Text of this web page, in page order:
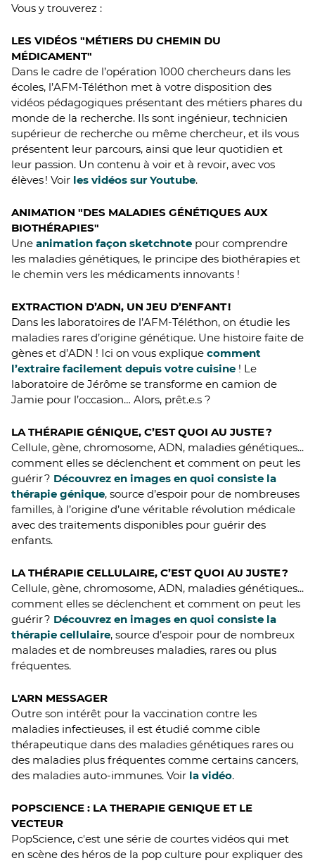
Vous y trouverez :
LES VIDÉOS "MÉTIERS DU CHEMIN DU
MÉDICAMENT"
Dans le cadre de l’opération 1000 chercheurs dans les
écoles, l’AFM-Téléthon met à votre disposition des
vidéos pédagogiques présentant des métiers phares du
monde de la recherche. Ils sont ingénieur, technicien
supérieur de recherche ou même chercheur, et ils vous
présentent leur parcours, ainsi que leur quotidien et
leur passion. Un contenu à voir et à revoir, avec vos
élèves ! Voir les vidéos sur Youtube.
ANIMATION "DES MALADIES GÉNÉTIQUES AUX
BIOTHÉRAPIES"
Une animation façon sketchnote pour comprendre
les maladies génétiques, le principe des biothérapies et
le chemin vers les médicaments innovants !
EXTRACTION D’ADN, UN JEU D’ENFANT !
Dans les laboratoires de l’AFM-Téléthon, on étudie les
maladies rares d’origine génétique. Une histoire faite de
gènes et d’ADN ! Ici on vous explique comment
l’extraire facilement depuis votre cuisine ! Le
laboratoire de Jérôme se transforme en camion de
Jamie pour l’occasion… Alors, prêt.e.s ?
LA THÉRAPIE GÉNIQUE, C’EST QUOI AU JUSTE ?
Cellule, gène, chromosome, ADN, maladies génétiques...
comment elles se déclenchent et comment on peut les
guérir ? Découvrez en images en quoi consiste la
thérapie génique, source d’espoir pour de nombreuses
familles, à l’origine d’une véritable révolution médicale
avec des traitements disponibles pour guérir des
enfants.
LA THÉRAPIE CELLULAIRE, C’EST QUOI AU JUSTE ?
Cellule, gène, chromosome, ADN, maladies génétiques...
comment elles se déclenchent et comment on peut les
guérir ? Découvrez en images en quoi consiste la
thérapie cellulaire, source d’espoir pour de nombreux
malades et de nombreuses maladies, rares ou plus
fréquentes.
L'ARN MESSAGER
Outre son intérêt pour la vaccination contre les
maladies infectieuses, il est étudié comme cible
thérapeutique dans des maladies génétiques rares ou
des maladies plus fréquentes comme certains cancers,
des maladies auto-immunes. Voir la vidéo.
POPSCIENCE : LA THERAPIE GENIQUE ET LE
VECTEUR
PopScience, c'est une série de courtes vidéos qui met
en scène des héros de la pop culture pour expliquer des